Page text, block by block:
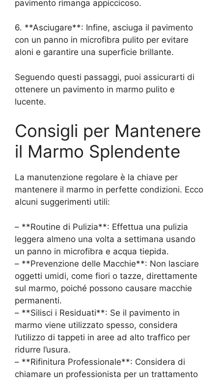
pavimento rimanga appiccicoso.
6. **Asciugare**: Infine, asciuga il pavimento
con un panno in microfibra pulito per evitare
aloni e garantire una superficie brillante.
Seguendo questi passaggi, puoi assicurarti di
ottenere un pavimento in marmo pulito e
lucente.
Consigli per Mantenere
il Marmo Splendente
La manutenzione regolare è la chiave per
mantenere il marmo in perfette condizioni. Ecco
alcuni suggerimenti utili:
– **Routine di Pulizia**: Effettua una pulizia
leggera almeno una volta a settimana usando
un panno in microfibra e acqua tiepida.
– **Prevenzione delle Macchie**: Non lasciare
oggetti umidi, come fiori o tazze, direttamente
sul marmo, poiché possono causare macchie
permanenti.
– **Silisci i Residuati**: Se il pavimento in
marmo viene utilizzato spesso, considera
l’utilizzo di tappeti in aree ad alto traffico per
ridurre l’usura.
– **Rifinitura Professionale**: Considera di
chiamare un professionista per un trattamento